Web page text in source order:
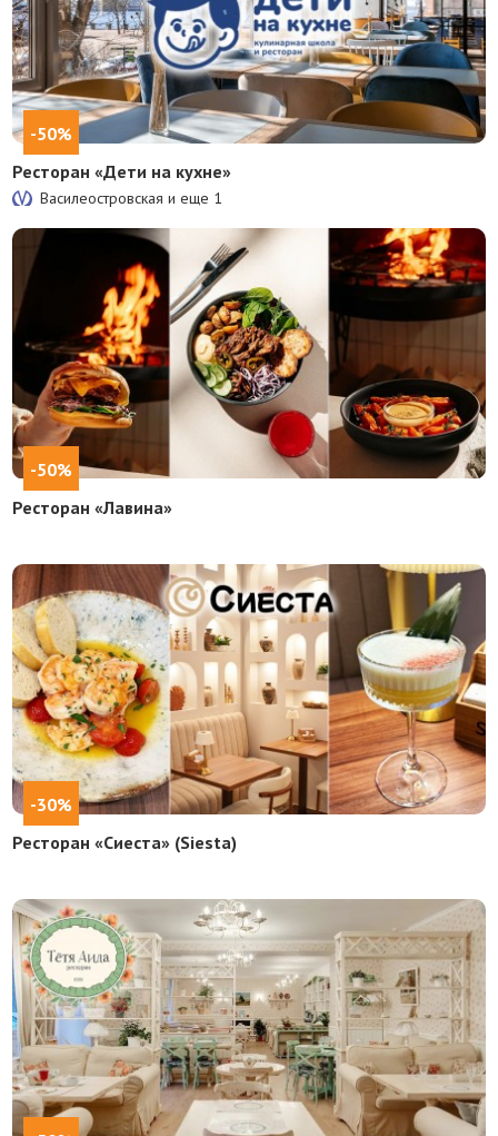
-50%
Ресторан «Дети на кухне»
Василеостровская и еще 1
-50%
Ресторан «Лавина»
-30%
Ресторан «Сиеста» (Siesta)